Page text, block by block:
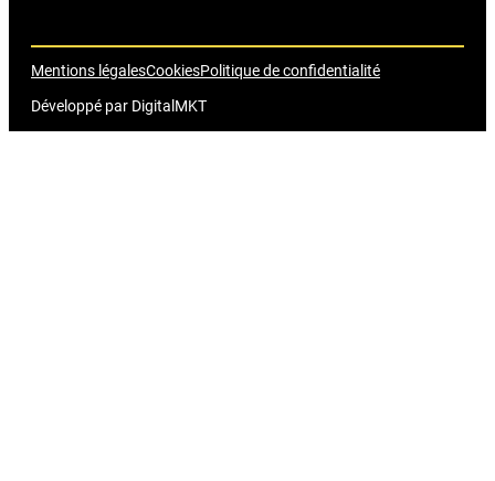
Mentions légalesCookiesPolitique de confidentialité
Développé par DigitalMKT